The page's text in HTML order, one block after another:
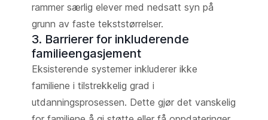
rammer særlig elever med nedsatt syn på
grunn av faste tekststørrelser.
3. Barrierer for inkluderende
familieengasjement
Eksisterende systemer inkluderer ikke
familiene i tilstrekkelig grad i
utdanningsprosessen. Dette gjør det vanskelig